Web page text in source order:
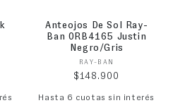
Anteojos De Sol Ray-
Ban 0RB4165 Justin
Negro/Gris
Proveedor:
RAY-BAN
Precio habitual
$148.900
Hasta 6 cuotas sin interés